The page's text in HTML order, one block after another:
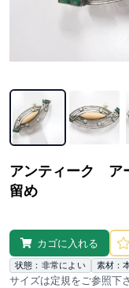
アンティーク
留め
カゴに入れる
状態：非常によい 素材：
サイズは定規をご参照下